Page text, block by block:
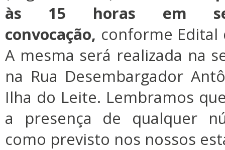
às 15 horas em
convocação, conforme Edital
A mesma será realizada na
na Rua Desembargador
Ilha do Leite. Lembramos
a presença de qualquer
como previsto nos nossos